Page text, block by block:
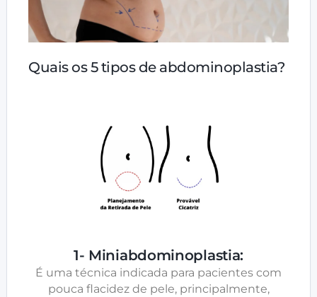
Quais os 5 tipos de abdominoplastia?
1- Miniabdominoplastia:
É uma técnica indicada para pacientes com
pouca flacidez de pele, principalmente,